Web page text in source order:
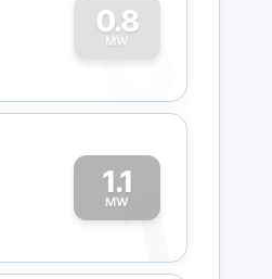
0.8
MW
0
1.1
MW
1